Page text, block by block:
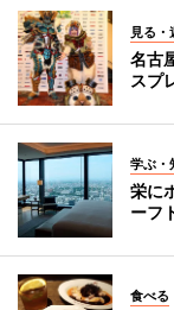
見る・
名古
スプ
学ぶ・
栄に
ーフ
食べる